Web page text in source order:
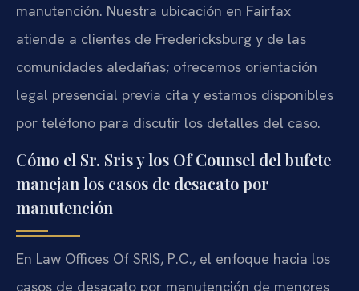
manutención. Nuestra ubicación en Fairfax
atiende a clientes de Fredericksburg y de las
comunidades aledañas; ofrecemos orientación
legal presencial previa cita y estamos disponibles
por teléfono para discutir los detalles del caso.
Cómo el Sr. Sris y los Of Counsel del bufete
manejan los casos de desacato por
manutención
En Law Offices Of SRIS, P.C., el enfoque hacia los
casos de desacato por manutención de menores